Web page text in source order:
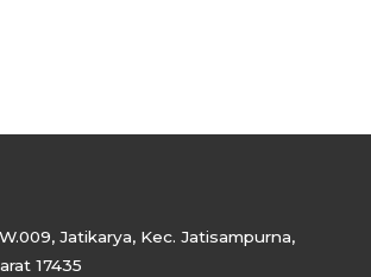
Jatikarya, Kec. Jatisampurna,
17435